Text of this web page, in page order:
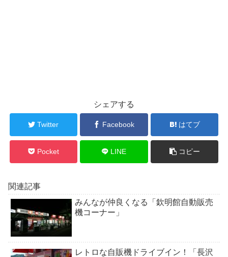
シェアする
Twitter Facebook はてブ
Pocket LINE コピー
関連記事
みんなが仲良くなる「欽明館自動販売
機コーナー」
レトロな自販機ドライブイン！「長沢